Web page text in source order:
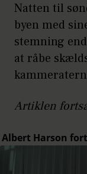
Natten til
byen med
stemning
at råbe
Artiklen